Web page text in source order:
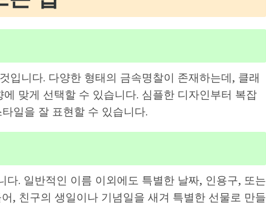
입니다. 다양한 형태의 금속명찰이 존재하는데, 클래
맞게 선택할 수 있습니다. 심플한 디자인부터 복잡
일을 잘 표현할 수 있습니다.
. 일반적인 이름 이외에도 특별한 날짜, 인용구, 또는
, 친구의 생일이나 기념일을 새겨 특별한 선물로 만들